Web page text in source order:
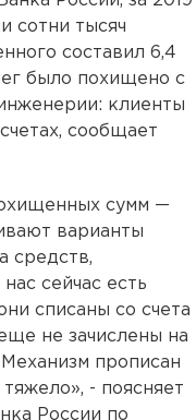
сотни тысяч
составил 6,4
было похищено с
клиенты
сообщает
сумм —
варианты
средств,
сейчас есть
списаны со счета
не зачислены на
прописан
- поясняет
России по